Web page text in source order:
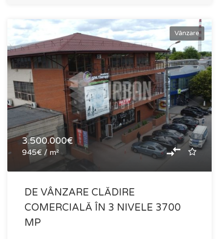
Vânzare
3.500.000€
945€ / m²
DE VÂNZARE CLĂDIRE
COMERCIALĂ ÎN 3 NIVELE 3700
MP